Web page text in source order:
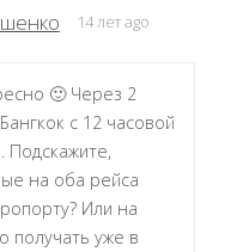
14 лет ago
🙂 Через 2
с 12 часовой
Подскажите,
на оба рейса
Или на
получать уже в